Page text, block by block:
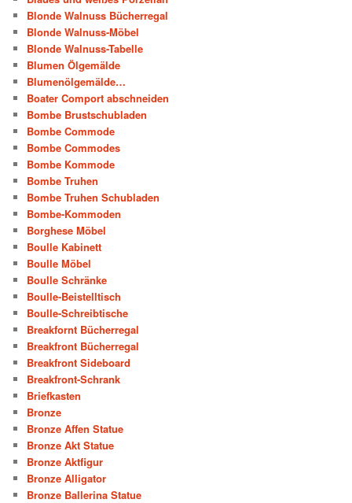
Blonde Walnuss Bücherregal
Blonde Walnuss-Möbel
Blonde Walnuss-Tabelle
Blumen Ölgemälde
Blumenölgemälde…
Boater Comport abschneiden
Bombe Brustschubladen
Bombe Commode
Bombe Commodes
Bombe Kommode
Bombe Truhen
Bombe Truhen Schubladen
Bombe-Kommoden
Borghese Möbel
Boulle Kabinett
Boulle Möbel
Boulle Schränke
Boulle-Beistelltisch
Boulle-Schreibtische
Breakfornt Bücherregal
Breakfront Bücherregal
Breakfront Sideboard
Breakfront-Schrank
Briefkasten
Bronze
Bronze Affen Statue
Bronze Akt Statue
Bronze Aktfigur
Bronze Alligator
Bronze Ballerina Statue